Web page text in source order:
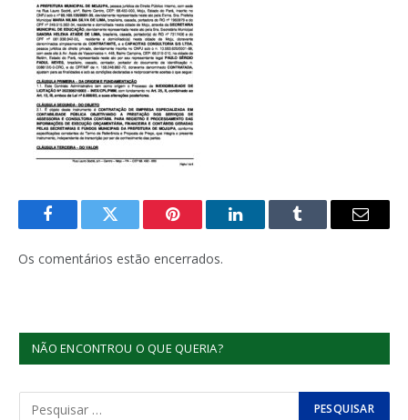
FacebookTwitter Pinterest LinkedInTumblr
E-
Os comentários estão encerrados.
NÃO ENCONTROU O QUE QUERIA?